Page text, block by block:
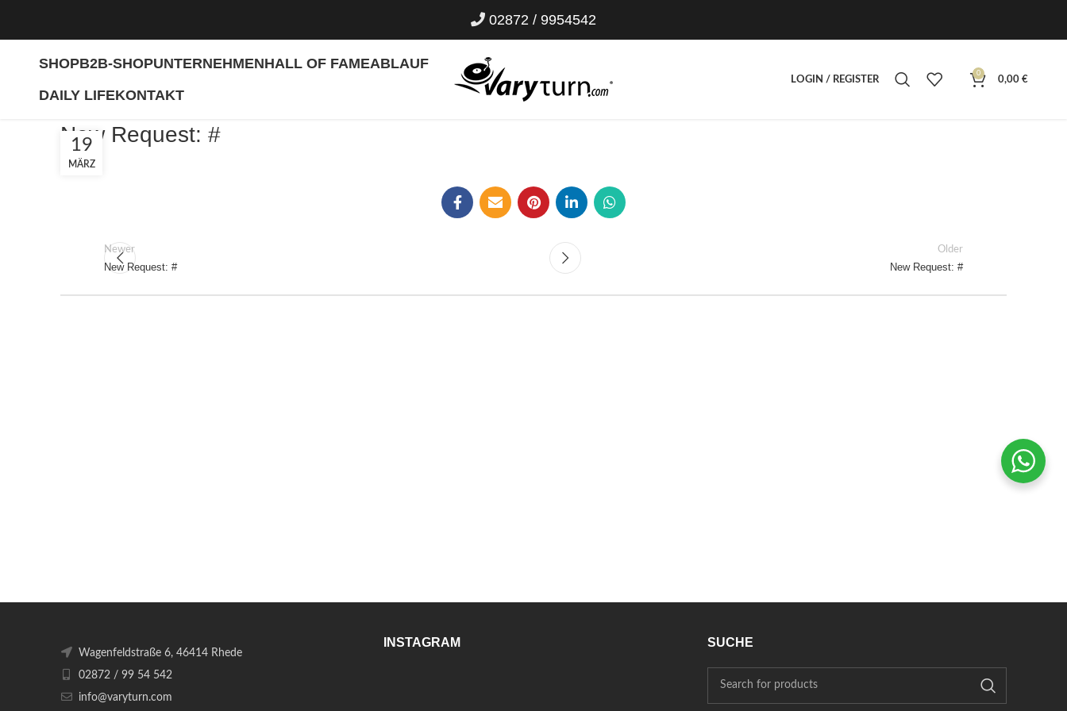
02872 / 9954542
SHOPB2B-SHOPUNTERNEHMENHALL OF FAMEABLAUF
DAILY LIFEKONTAKT
LOGIN / REGISTER
0
0,00€
New Request: #
19
MÄRZ
Newer
New Request: #
Older
New Request: #
Wagenfeldstraße 6, 46414 Rhede
02872 / 99 54 542
info@varyturn.com
INSTAGRAM SUCHE